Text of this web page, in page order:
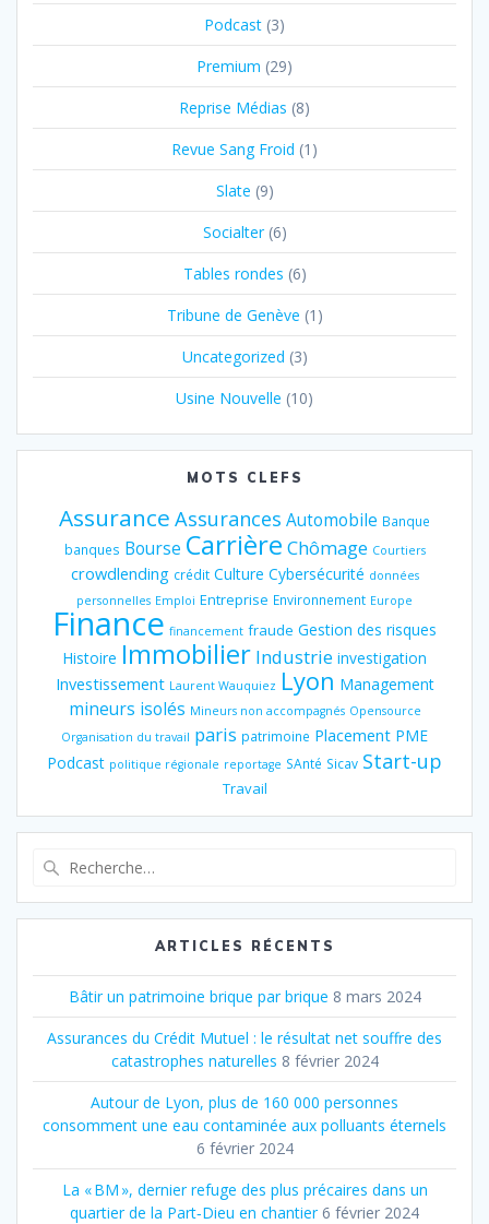
Podcast (3)
Premium (29)
Reprise Médias (8)
Revue Sang Froid (1)
Slate (9)
Socialter(6)
Tables rondes (6)
Tribune de Genève (1)
Uncategorized (3)
Usine Nouvelle (10)
MOTS CLEFS
Assurance Assurances Automobile Banque
banques Bourse Carrière Chômage Courtiers
crowdlending crédit Culture Cybersécurité données
personnelles Emploi Entreprise Environnement Europe
Finance financement fraude Gestion des risques
Histoire Immobilier Industrie investigation
Investissement Laurent Wauquiez Lyon Management
mineurs isolés Mineurs non accompagnés Opensource
Organisation du travail paris patrimoine Placement PME
Podcast politique régionale reportage SAnté Sicav Start-up
Travail
:
ARTICLES RÉCENTS
Bâtir un patrimoine brique par brique 8 mars 2024
Assurances du Crédit Mutuel : le résultat net souffre des
catastrophes naturelles 8 février 2024
Autour de Lyon, plus de 160 000 personnes
consomment une eau contaminée aux polluants éternels
6 février 2024
La « BM », dernier refuge des plus précaires dans un
quartier de la Part‐Dieu en chantier 6 février 2024